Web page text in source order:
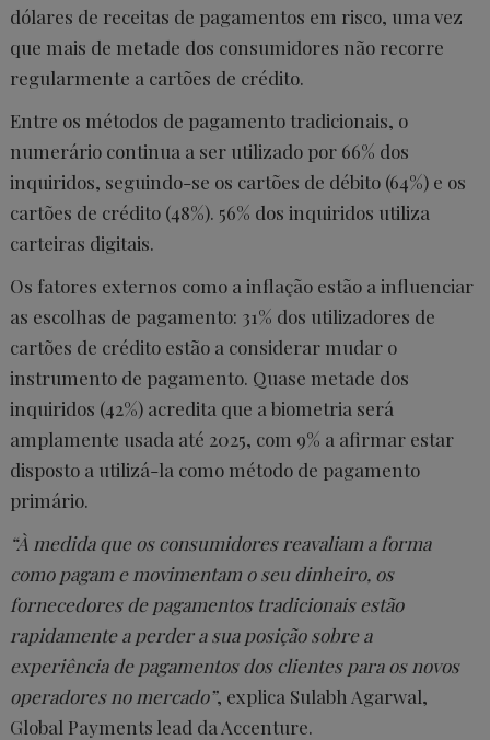
dólares de receitas de pagamentos em risco, uma vez
que mais de metade dos consumidores não recorre
regularmente a cartões de crédito.
Entre os métodos de pagamento tradicionais, o
numerário continua a ser utilizado por 66% dos
inquiridos, seguindo-se os cartões de débito (64%) e os
cartões de crédito (48%). 56% dos inquiridos utiliza
carteiras digitais.
Os fatores externos como a inflação estão a influenciar
as escolhas de pagamento: 31% dos utilizadores de
cartões de crédito estão a considerar mudar o
instrumento de pagamento. Quase metade dos
inquiridos (42%) acredita que a biometria será
amplamente usada até 2025, com 9% a afirmar estar
disposto a utilizá-la como método de pagamento
primário.
“À medida que os consumidores reavaliam a forma
como pagam e movimentam o seu dinheiro, os
fornecedores de pagamentos tradicionais estão
rapidamente a perder a sua posição sobre a
experiência de pagamentos dos clientes para os novos
operadores no mercado”, explica Sulabh Agarwal,
Global Payments lead da Accenture.